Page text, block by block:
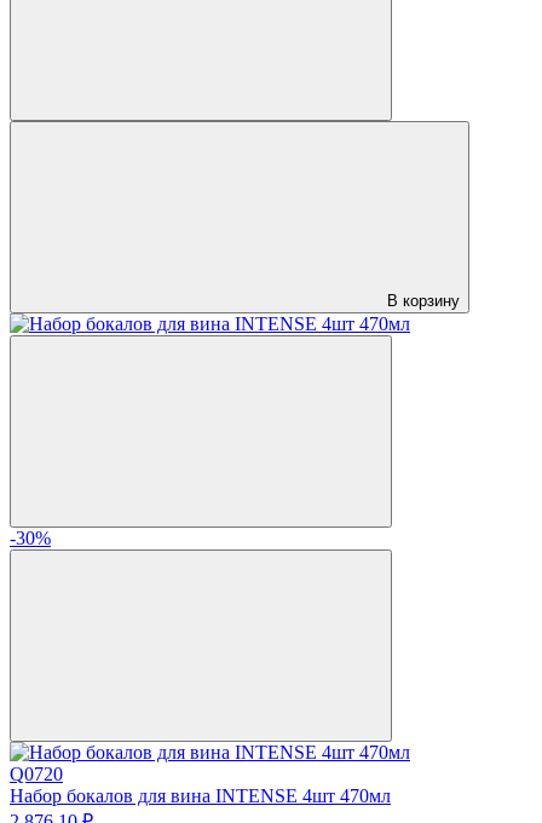
В корзину
-30%
Q0720
Набор бокалов для вина INTENSE 4шт 470мл